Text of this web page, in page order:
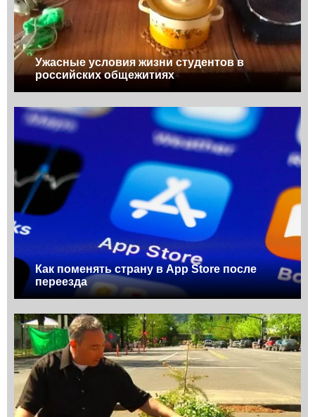
Ужасные условия жизни студентов в
российских общежитиях
Как поменять страну в App Store после
переезда